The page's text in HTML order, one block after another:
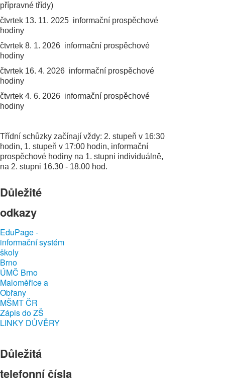
přípravné třídy)
čtvrtek 13. 11. 2025 informační prospěchové
hodiny
čtvrtek 8. 1. 2026 informační prospěchové
hodiny
čtvrtek 16. 4. 2026 informační prospěchové
hodiny
čtvrtek 4. 6. 2026 informační prospěchové
hodiny
Třídní schůzky začínají vždy: 2. stupeň v 16:30
hodin, 1. stupeň v 17:00 hodin, informační
prospěchové hodiny na 1. stupni individuálně,
na 2. stupni 16.30 - 18.00 hod.
Důležité
odkazy
EduPage -
informační systém
školy
Brno
ÚMČ Brno
Maloměřice a
Obřany
MŠMT ČR
Zápis do ZŠ
LINKY DŮVĚRY
Důležitá
telefonní čísla